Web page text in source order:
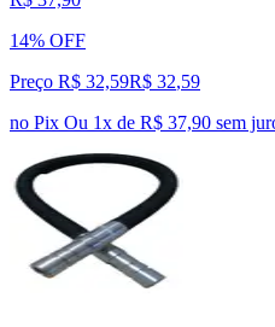
14% OFF
Preço R$ 32,59R$ 32,59
no Pix Ou 1x de R$ 37,90 sem